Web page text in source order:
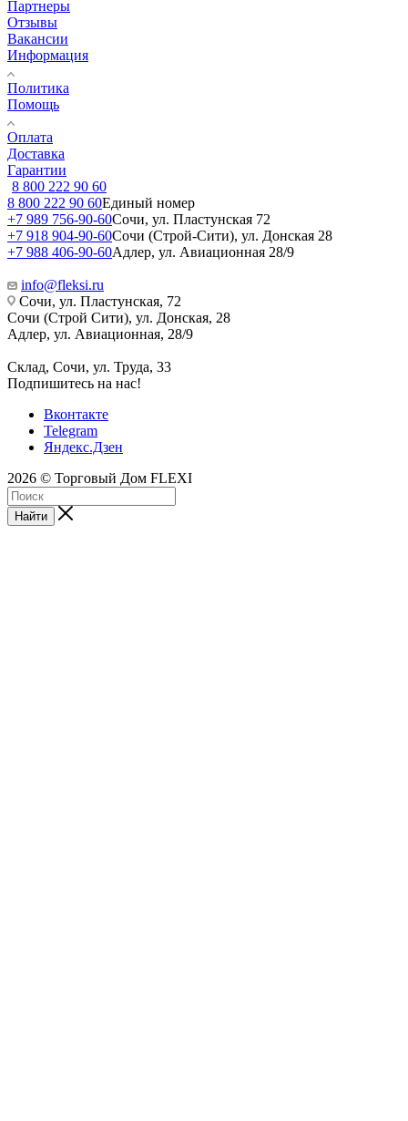
Партнеры
Отзывы
Вакансии
Информация
Политика
Помощь
Оплата
Доставка
Гарантии
8 800 222 90 60
8 800 222 90 60Единый номер
+7 989 756-90-60Сочи, ул. Пластунская 72
+7 918 904-90-60Сочи (Строй-Сити), ул. Донская 28
+7 988 406-90-60Адлер, ул. Авиационная 28/9
info@fleksi.ru
Сочи, ул. Пластунская, 72
Сочи (Строй Сити), ул. Донская, 28
Адлер, ул. Авиационная, 28/9
Склад, Сочи, ул. Труда, 33
Подпишитесь на нас!
Вконтакте
Telegram
Яндекс.Дзен
2026 © Торговый Дом FLEXI
Найти